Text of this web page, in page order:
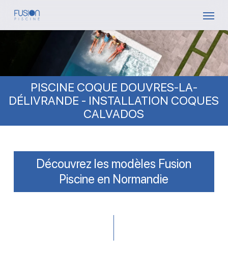
Skip
PISCINE COQUE DOUVRES-LA-
DÉLIVRANDE - INSTALLATION COQUES
CALVADOS
Découvrez les modèles Fusion
Piscine en Normandie